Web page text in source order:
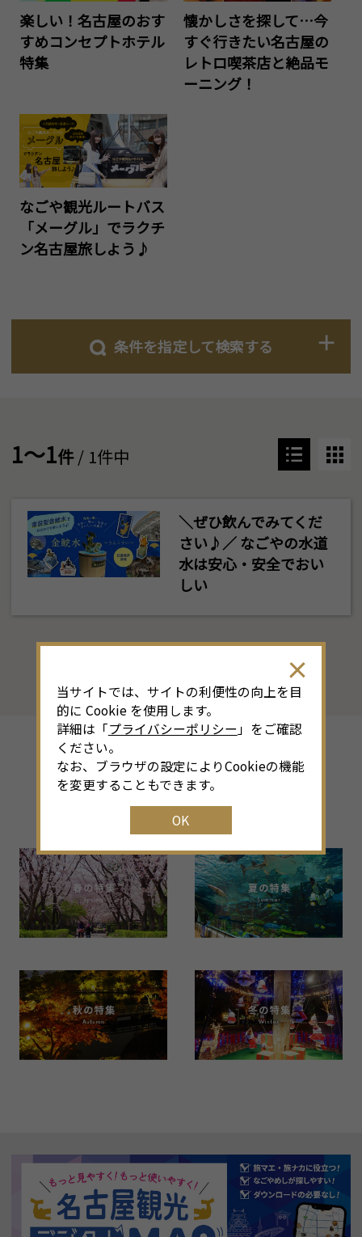
楽しい！名古屋のおす
すめコンセプトホテル
特集
懐かしさを探して…今
すぐ行きたい名古屋の
レトロ喫茶店と絶品モ
ーニング！
なごや観光ルートバス
「メーグル」でラクチ
ン名古屋旅しよう♪
条件を指定して検索する
1～1件/ 1件中
＼ぜひ飲んでみてくだ
さい♪／ なごやの水道
水は安心・安全でおい
しい
その他のシーズン特集
Back Number
当サイトでは、サイトの利便性の向上を目
的に Cookie を使用します。
詳細は「プライバシーポリシー 」をご確認
ください。
なお、ブラウザの設定によりCookieの機能
を変更することもできます。
OK